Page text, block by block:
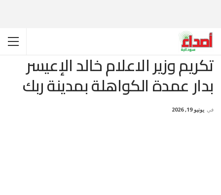
تكريم وزير الاعلام خالد الإعيسر
بدار عمدة الكواهلة بمدينة ربك
في يونيو 19, 2026